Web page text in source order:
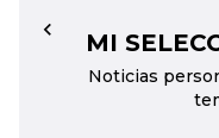
MI
Noticias
←